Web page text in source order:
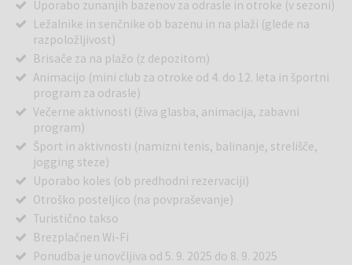
Uporabo zunanjih bazenov za odrasle in otroke (v sezoni)
Ležalnike in senčnike ob bazenu in na plaži (glede na
razpoložljivost)
Brisače za na plažo (z depozitom)
Animacijo (mini club za otroke od 4. do 12. leta in športni
program za odrasle)
Večerne aktivnosti (živa glasba, animacija, zabavni
program)
Šport in aktivnosti (namizni tenis, balinanje, strelišče,
jogging steze)
Uporabo koles (ob predhodni rezervaciji)
Otroško posteljico (na povpraševanje)
Turistično takso
Brezplačnen Wi-Fi
Ponudba je unovčljiva od 5. 9. 2025 do 8. 9. 2025